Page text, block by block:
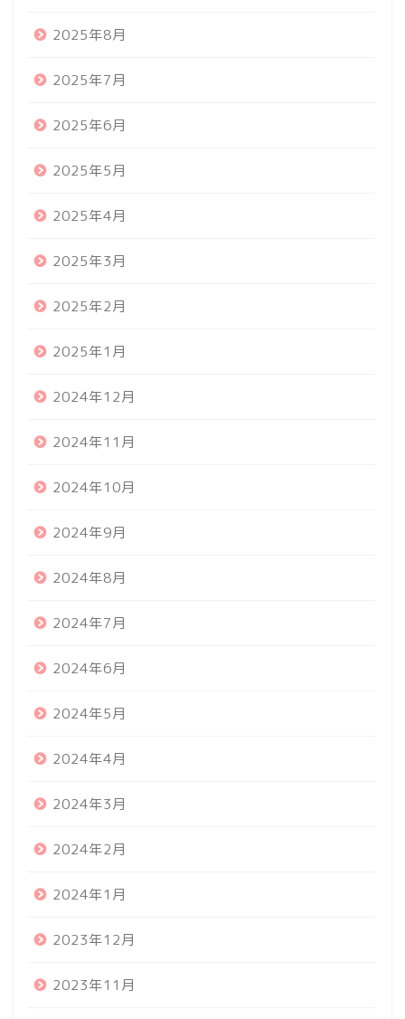
2025年8月
2025年7月
2025年6月
2025年5月
2025年4月
2025年3月
2025年2月
2025年1月
2024年12月
2024年11月
2024年10月
2024年9月
2024年8月
2024年7月
2024年6月
2024年5月
2024年4月
2024年3月
2024年2月
2024年1月
2023年12月
2023年11月